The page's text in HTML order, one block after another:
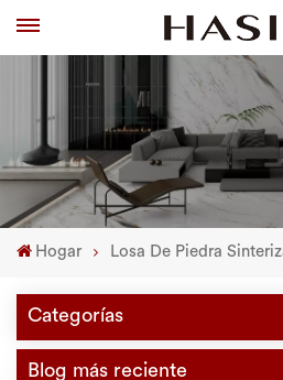
Hogar Losa De Piedra
Categorías
Blog más reciente